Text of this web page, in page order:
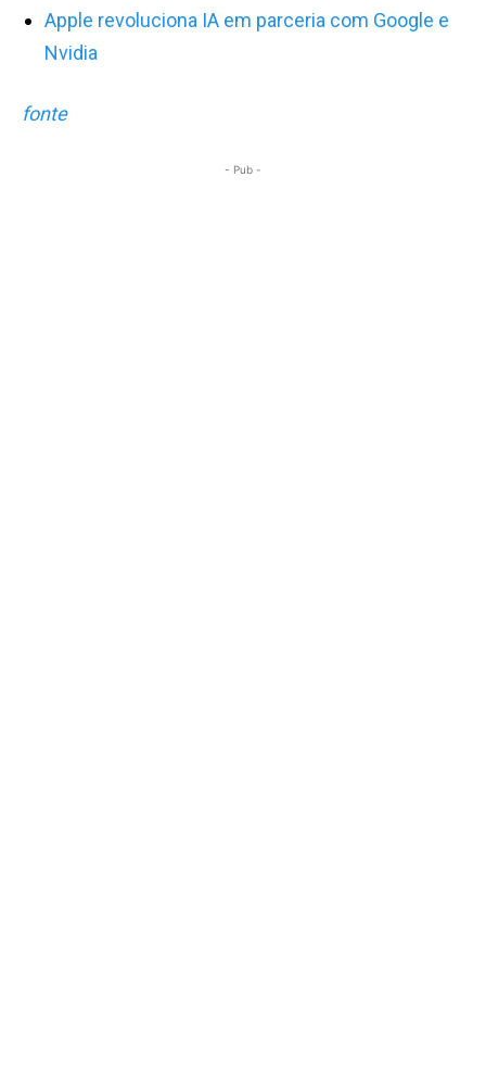
Apple revoluciona IA em parceria com Google e
Nvidia
fonte
- Pub -